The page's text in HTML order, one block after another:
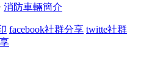
消防車輛簡介
facebook社群分享 twitte社群